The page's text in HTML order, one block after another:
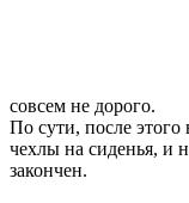
совсем не дорого.
По сути, после этого
чехлы на сиденья, и
закончен.